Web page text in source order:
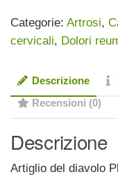
Plus
100
quantità
Categorie: Artrosi,
cervicali, Dolori
Descrizione
Recensioni (0)
Descrizione
Artiglio del diavolo